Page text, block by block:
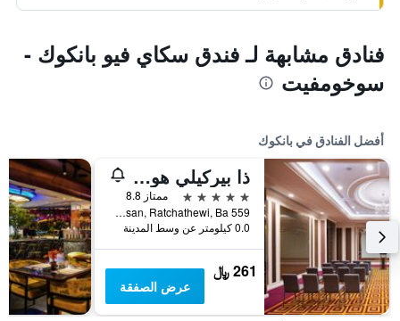
فنادق مشابهة لـ فندق سكاي فيو بانكوك -
سوخومفيت
أفضل الفنادق في بانكوك
ذا بيركيلي هوتل براتونام
5 نجوم
ممتاز 8.8
559 Ratcharaprarop Rd., Makkasan, Ratchathewi, Ba, بانكوك, تايلاند
0.0 كيلومتر عن وسط المدينة
261 ﷼
عرض الصفقة